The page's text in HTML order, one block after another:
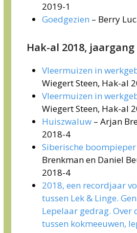
2019-1
Goedgezien – Berry
Hak-al 2018, jaargang
Vleermuizen in
Wiegert Steen, Hak-al
Vleermuizen in
Wiegert Steen, Hak-al
Huiszwaluw – Arjan
2018-4
Siberische boompieper
Brenkman en Daniel
2018-4
2018, een recordjaar
tussen Lek & Linge.
Lepelaar gedrag. Over
tussen kokmeeuwen,